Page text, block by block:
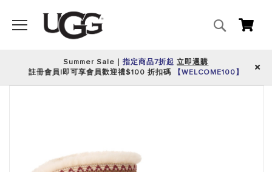
搜
我
Summer Sale｜指定商品7折起立即選購
註冊會員|即可享會員歡迎禮$100 折扣碼
【WELCOME100】